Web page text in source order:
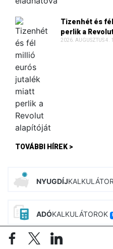
Tizenhét és
perlik a
2026. AUGUSZTUS 4.
TOVÁBBI HÍREK >
NYUGDÍJKALKULÁTOR
ADÓKALKULÁTOROK
BÉR KALKULÁTOROK